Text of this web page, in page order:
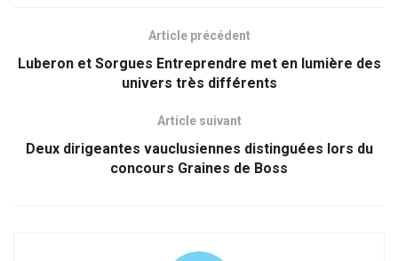
Article précédent
Luberon et Sorgues Entreprendre met en lumière des
univers très différents
Article suivant
Deux dirigeantes vauclusiennes distinguées lors du
concours Graines de Boss